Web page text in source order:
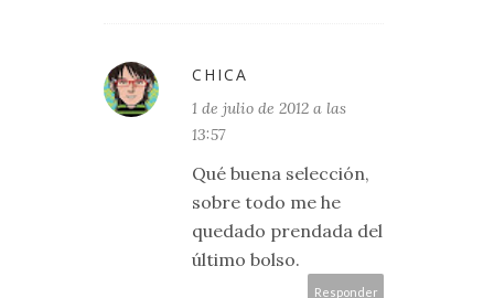
CHICA
1 de julio de 2012 a las
13:57
Qué buena selección,
sobre todo me he
quedado prendada del
último bolso.
Responder